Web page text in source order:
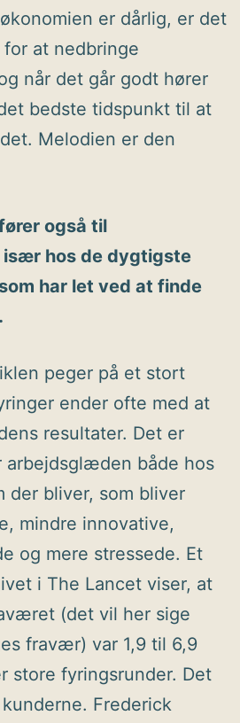
er dårlig, er det
at nedbringe
når det går godt hører
bedste tidspunkt til at
Melodien er den
også til
hos de dygtigste
har let ved at finde
peger på et stort
ender ofte med at
resultater. Det er
både hos
der bliver, som bliver
mindre innovative,
og mere stressede. Et
i The Lancet viser, at
(det vil her sige
fravær) var 1,9 til 6,9
store fyringsrunder. Det
Frederick